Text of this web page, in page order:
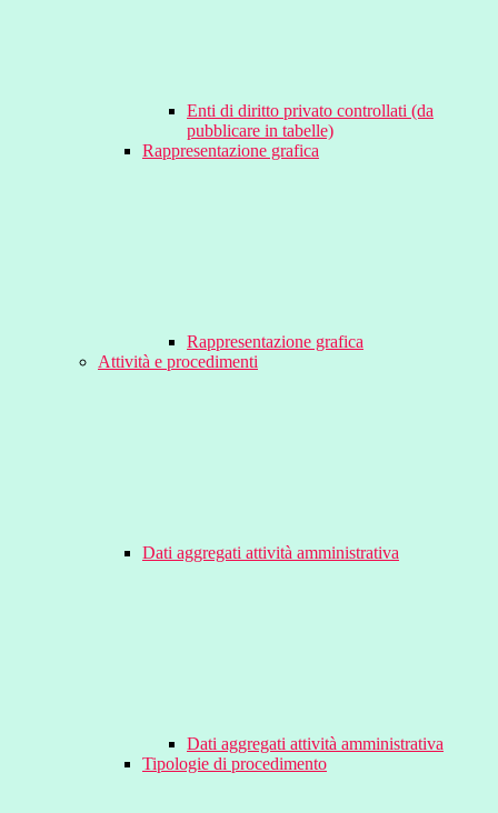
Enti di diritto privato controllati (da
pubblicare in tabelle)
Rappresentazione grafica
Rappresentazione grafica
Attività e procedimenti
Dati aggregati attività amministrativa
Dati aggregati attività amministrativa
Tipologie di procedimento